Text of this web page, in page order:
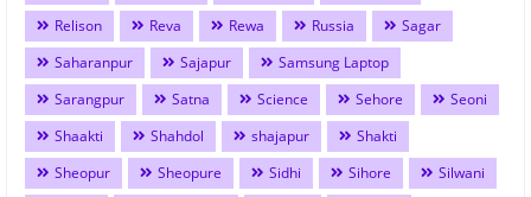
Relison
Reva Rewa Russia
Sagar
Saharanpur
Sajapur
Samsung Laptop
Sarangpur
Satna Science Sehore
Seoni
Shaakti
Shahdol shajapur
Shakti
Sheopur
Sheopure Sidhi Sihore
Silwani